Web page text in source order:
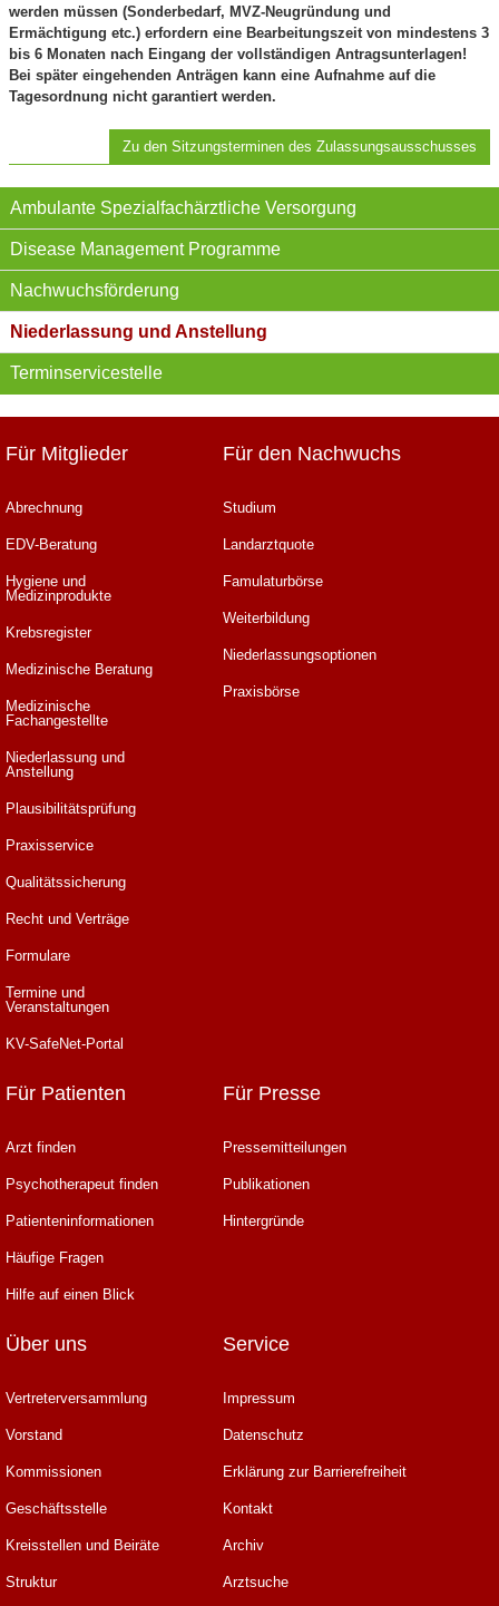
werden müssen (Sonderbedarf, MVZ-Neugründung und
Ermächtigung etc.) erfordern eine Bearbeitungszeit von mindestens 3
bis 6 Monaten nach Eingang der vollständigen Antragsunterlagen!
Bei später eingehenden Anträgen kann eine Aufnahme auf die
Tagesordnung nicht garantiert werden.
Zu den Sitzungsterminen des Zulassungsausschusses
Ambulante Spezialfachärztliche Versorgung
Disease Management Programme
Nachwuchsförderung
Niederlassung und Anstellung
Terminservicestelle
Für Mitglieder
Abrechnung
EDV-Beratung
Hygiene und
Medizinprodukte
Krebsregister
Medizinische Beratung
Medizinische
Fachangestellte
Niederlassung und
Anstellung
Plausibilitätsprüfung
Praxisservice
Qualitätssicherung
Recht und Verträge
Formulare
Termine und
Veranstaltungen
KV-SafeNet-Portal
Für den Nachwuchs
Studium
Landarztquote
Famulaturbörse
Weiterbildung
Niederlassungsoptionen
Praxisbörse
Für Patienten
Arzt finden
Psychotherapeut finden
Patienteninformationen
Häufige Fragen
Hilfe auf einen Blick
Für Presse
Pressemitteilungen
Publikationen
Hintergründe
Über uns
Vertreterversammlung
Vorstand
Kommissionen
Geschäftsstelle
Kreisstellen und Beiräte
Struktur
Service
Impressum
Datenschutz
Erklärung zur Barrierefreiheit
Kontakt
Archiv
Arztsuche